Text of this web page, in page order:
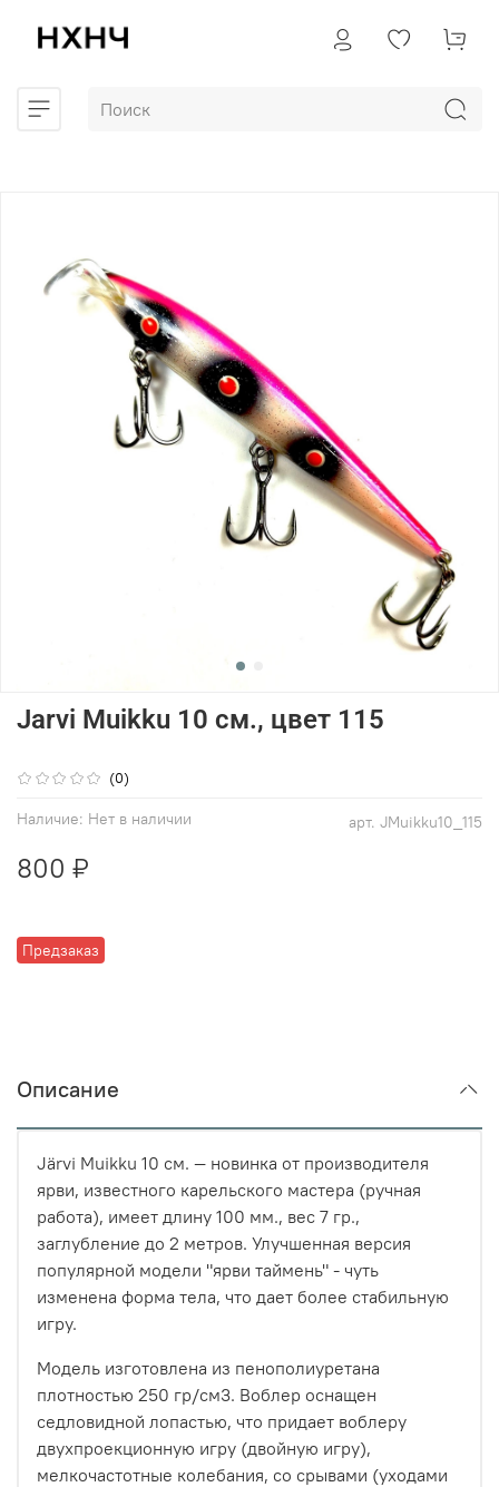
(0)
арт. JMuikku10_115
Наличие: Нет в наличии
Предзаказ
Jarvi Muikku 10 см., цвет 115
800 ₽
Описание
Järvi Muikku 10 см. — новинка от производителя
ярви, известного карельского мастера (ручная
работа), имеет длину 100 мм., вес 7 гр.,
заглубление до 2 метров. Улучшенная версия
популярной модели "ярви таймень" - чуть
изменена форма тела, что дает более стабильную
игру.
Модель изготовлена из пенополиуретана
плотностью 250 гр/см3. Воблер оснащен
седловидной лопастью, что придает воблеру
двухпроекционную игру (двойную игру),
мелкочастотные колебания, со срывами (уходами